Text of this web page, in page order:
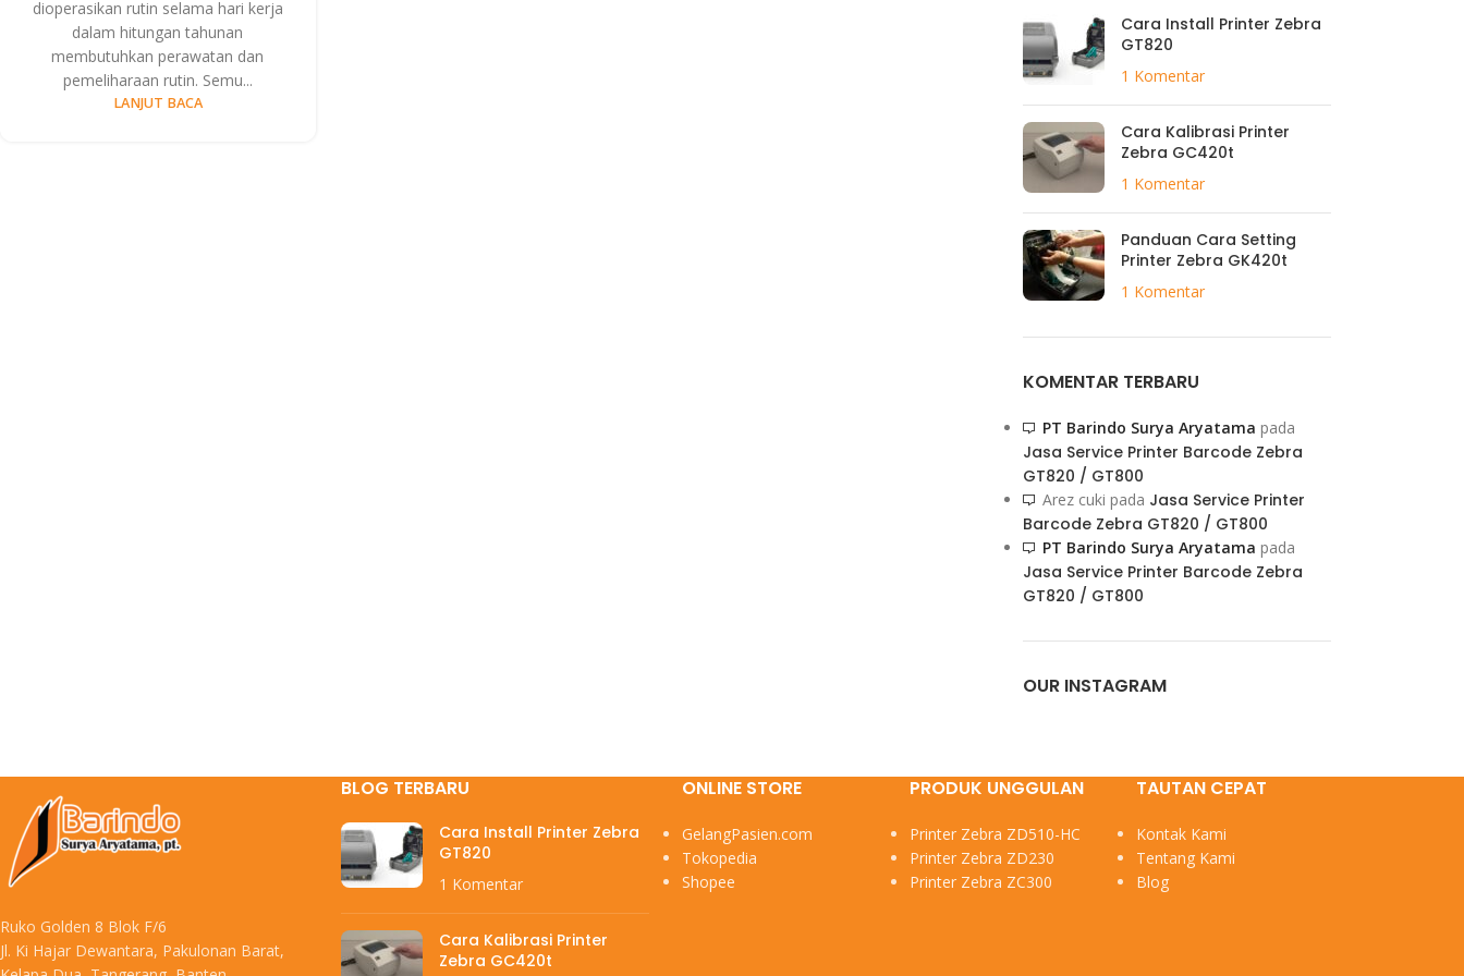
dioperasikan rutin selama hari kerja
dalam hitungan tahunan
membutuhkan perawatan dan
pemeliharaan rutin. Semu...
LANJUT BACA
Cara Install Printer Zebra
GT820
1 Komentar
Cara Kalibrasi Printer
Zebra GC420t
1 Komentar
Panduan Cara Setting
Printer Zebra GK420t
1 Komentar
KOMENTAR TERBARU
PT Barindo Surya Aryatama pada
Jasa Service Printer Barcode Zebra
GT820 / GT800
Arez cuki pada Jasa Service Printer
Barcode Zebra GT820 / GT800
PT Barindo Surya Aryatama pada
Jasa Service Printer Barcode Zebra
GT820 / GT800
OUR INSTAGRAM
Ruko Golden 8 Blok F/6
Jl. Ki Hajar Dewantara, Pakulonan Barat,
BLOG TERBARU
Cara Install Printer Zebra
GT820
1 Komentar
Cara Kalibrasi Printer
Zebra GC420t
ONLINE STORE
GelangPasien.com
Tokopedia
Shopee
PRODUK UNGGULAN
Printer Zebra ZD510-HC
Printer Zebra ZD230
Printer Zebra ZC300
TAUTAN CEPAT
Kontak Kami
Tentang Kami
Blog